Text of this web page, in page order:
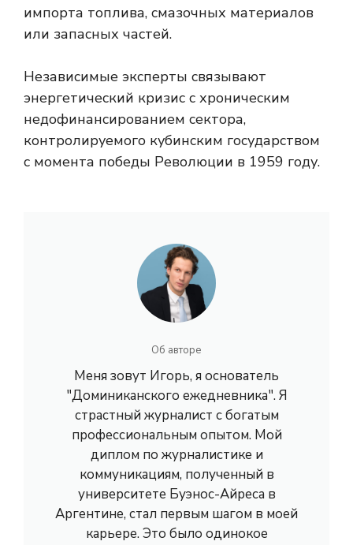
импорта топлива, смазочных материалов
или запасных частей.
Независимые эксперты связывают
энергетический кризис с хроническим
недофинансированием сектора,
контролируемого кубинским государством
с момента победы Революции в 1959 году.
Об авторе
Меня зовут Игорь, я основатель
"Доминиканского ежедневника". Я
страстный журналист с богатым
профессиональным опытом. Мой
диплом по журналистике и
коммуникациям, полученный в
университете Буэнос-Айреса в
Аргентине, стал первым шагом в моей
карьере. Это было одинокое